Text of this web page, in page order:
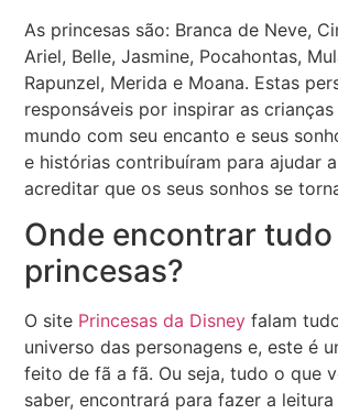
As princesas são: Branca de Neve,
Ariel, Belle, Jasmine, Pocahontas,
Rapunzel, Merida e Moana. Estas
responsáveis por inspirar as
mundo com seu encanto e seus
e histórias contribuíram para ajudar
acreditar que os seus sonhos se
Onde encontrar
princesas?
O site Princesas da Disney falam
universo das personagens e, este é
feito de fã a fã. Ou seja, tudo o que
saber, encontrará para fazer a